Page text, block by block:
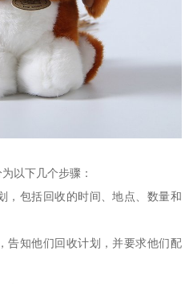
以下几个步骤：
，包括回收的时间、地点、数量和
告知他们回收计划，并要求他们配